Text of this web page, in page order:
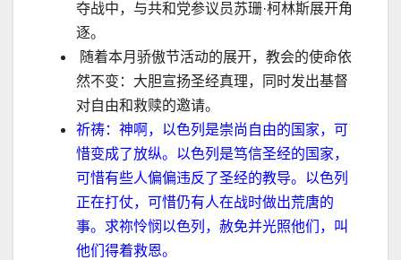
夺战中，与共和党参议员苏珊·柯林斯展开角
逐。
随着本月骄傲节活动的展开，教会的使命依
然不变：大胆宣扬圣经真理，同时发出基督
对自由和救赎的邀请。
祈祷：神啊，以色列是崇尚自由的国家，可
惜变成了放纵。以色列是笃信圣经的国家，
可惜有些人偏偏违反了圣经的教导。以色列
正在打仗，可惜仍有人在战时做出荒唐的
事。求祢怜悯以色列，赦免并光照他们，叫
他们得着救恩。